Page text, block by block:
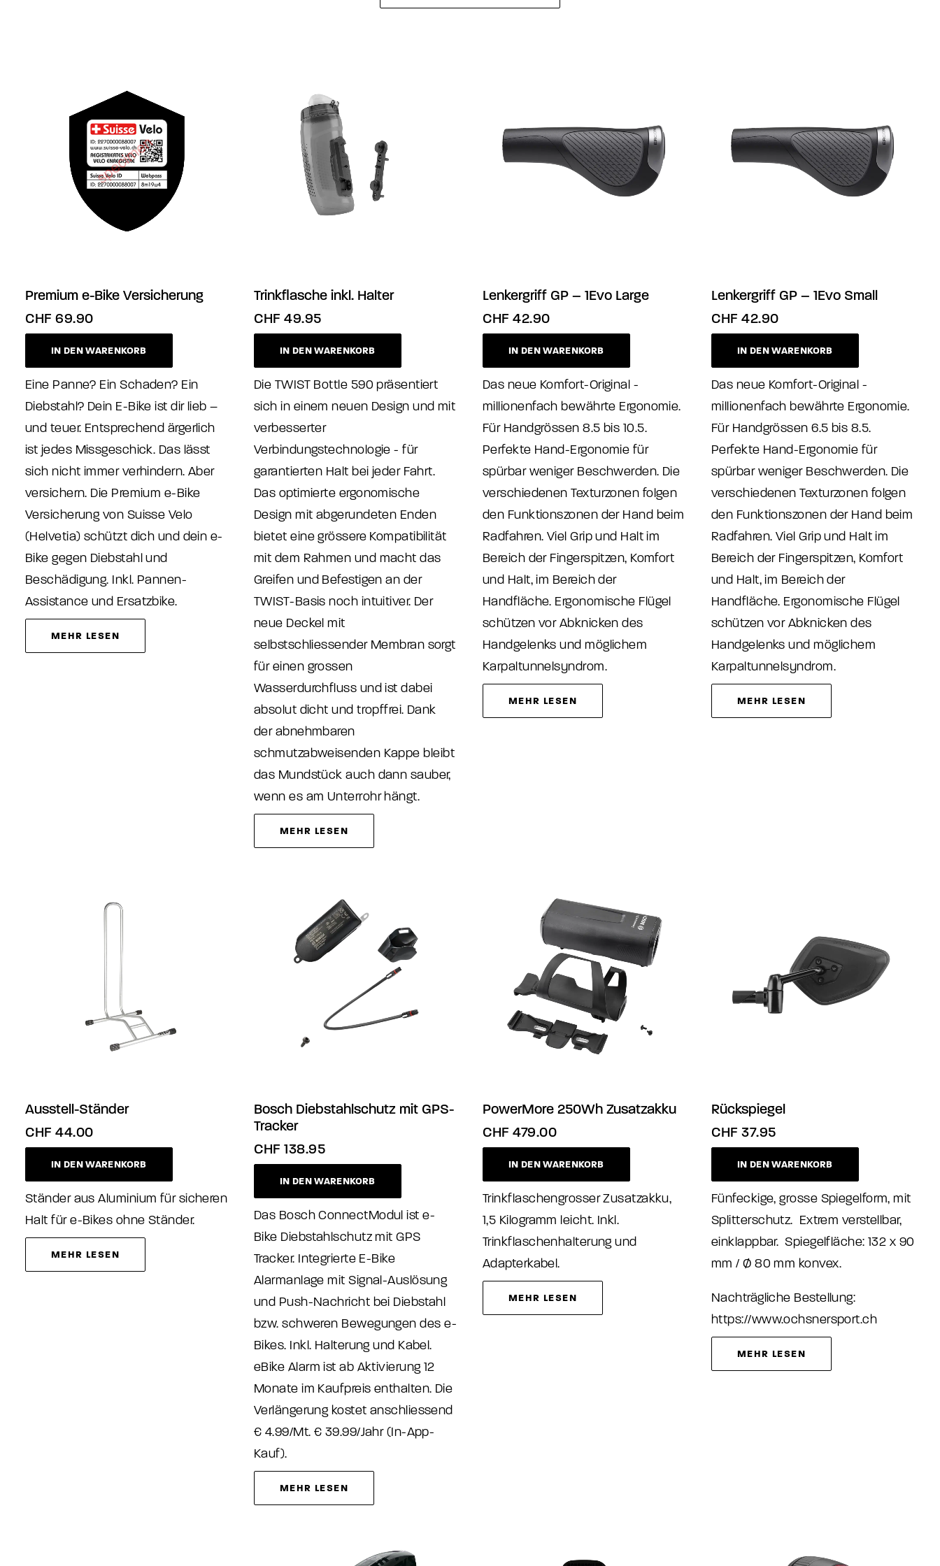
Premium e-Bike Versicherung
CHF 69.90
IN DEN WARENKORB
Eine Panne? Ein Schaden? Ein
Diebstahl? Dein E-Bike ist dir lieb –
und teuer. Entsprechend ärgerlich
ist jedes Missgeschick. Das lässt
sich nicht immer verhindern. Aber
versichern. Die Premium e-Bike
Versicherung von Suisse Velo
(Helvetia) schützt dich und dein e-
Bike gegen Diebstahl und
Beschädigung. Inkl. Pannen-
Assistance und Ersatzbike.
MEHR LESEN
Trinkflasche inkl. Halter
CHF 49.95
IN DEN WARENKORB
Die TWIST Bottle 590 präsentiert
sich in einem neuen Design und mit
verbesserter
Verbindungstechnologie - für
garantierten Halt bei jeder Fahrt.
Das optimierte ergonomische
Design mit abgerundeten Enden
bietet eine grössere Kompatibilität
mit dem Rahmen und macht das
Greifen und Befestigen an der
TWIST-Basis noch intuitiver. Der
neue Deckel mit
selbstschliessender Membran sorgt
für einen grossen
Wasserdurchfluss und ist dabei
absolut dicht und tropffrei. Dank
der abnehmbaren
schmutzabweisenden Kappe bleibt
das Mundstück auch dann sauber,
wenn es am Unterrohr hängt.
MEHR LESEN
Lenkergriff GP – 1Evo Large
CHF 42.90
IN DEN WARENKORB
Das neue Komfort-Original -
millionenfach bewährte Ergonomie.
Für Handgrössen 8.5 bis 10.5.
Perfekte Hand-Ergonomie für
spürbar weniger Beschwerden. Die
verschiedenen Texturzonen folgen
den Funktionszonen der Hand beim
Radfahren. Viel Grip und Halt im
Bereich der Fingerspitzen, Komfort
und Halt, im Bereich der
Handfläche. Ergonomische Flügel
schützen vor Abknicken des
Handgelenks und möglichem
Karpaltunnelsyndrom.
MEHR LESEN
Lenkergriff GP – 1Evo Small
CHF 42.90
IN DEN WARENKORB
Das neue Komfort-Original -
millionenfach bewährte Ergonomie.
Für Handgrössen 6.5 bis 8.5.
Perfekte Hand-Ergonomie für
spürbar weniger Beschwerden. Die
verschiedenen Texturzonen folgen
den Funktionszonen der Hand beim
Radfahren. Viel Grip und Halt im
Bereich der Fingerspitzen, Komfort
und Halt, im Bereich der
Handfläche. Ergonomische Flügel
schützen vor Abknicken des
Handgelenks und möglichem
Karpaltunnelsyndrom.
MEHR LESEN
Ausstell-Ständer
CHF 44.00
IN DEN WARENKORB
Ständer aus Aluminium für sicheren
Halt für e-Bikes ohne Ständer.
MEHR LESEN
Bosch Diebstahlschutz mit GPS-
Tracker
CHF 138.95
IN DEN WARENKORB
Das Bosch ConnectModul ist e-
Bike Diebstahlschutz mit GPS
Tracker. Integrierte E-Bike
Alarmanlage mit Signal-Auslösung
und Push-Nachricht bei Diebstahl
bzw. schweren Bewegungen des e-
Bikes. Inkl. Halterung und Kabel.
eBike Alarm ist ab Aktivierung 12
Monate im Kaufpreis enthalten. Die
Verlängerung kostet anschliessend
€ 4.99/Mt. € 39.99/Jahr (In-App-
Kauf).
MEHR LESEN
PowerMore 250Wh Zusatzakku
CHF 479.00
IN DEN WARENKORB
Trinkflaschengrosser Zusatzakku,
1,5 Kilogramm leicht. Inkl.
Trinkflaschenhalterung und
Adapterkabel.
MEHR LESEN
Rückspiegel
CHF 37.95
IN DEN WARENKORB
Fünfeckige, grosse Spiegelform, mit
Splitterschutz. Extrem verstellbar,
einklappbar. Spiegelfläche: 132 x 90
mm / Ø 80 mm konvex.
Nachträgliche Bestellung:
https://www.ochsnersport.ch
MEHR LESEN